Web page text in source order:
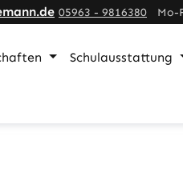
05963 - 9816380 Mo-
Schulausstattung